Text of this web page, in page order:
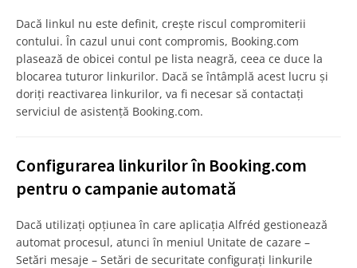
Dacă linkul nu este definit, crește riscul compromiterii
contului. În cazul unui cont compromis, Booking.com
plasează de obicei contul pe lista neagră, ceea ce duce la
blocarea tuturor linkurilor. Dacă se întâmplă acest lucru și
doriți reactivarea linkurilor, va fi necesar să contactați
serviciul de asistență Booking.com.
Configurarea linkurilor în Booking.com
pentru o campanie automată
Dacă utilizați opțiunea în care aplicația Alfréd gestionează
automat procesul, atunci în meniul Unitate de cazare –
Setări mesaje – Setări de securitate configurați linkurile